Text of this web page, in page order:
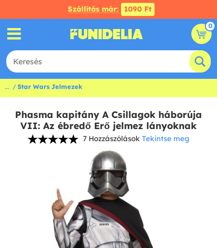
Szállítás már: 1090 Ft
0
... Star Wars Jelmezek
Phasma kapitány A Csillagok háborúja
VII: Az ébredő Erő jelmez lányoknak
7 Hozzászólások Tekintse meg